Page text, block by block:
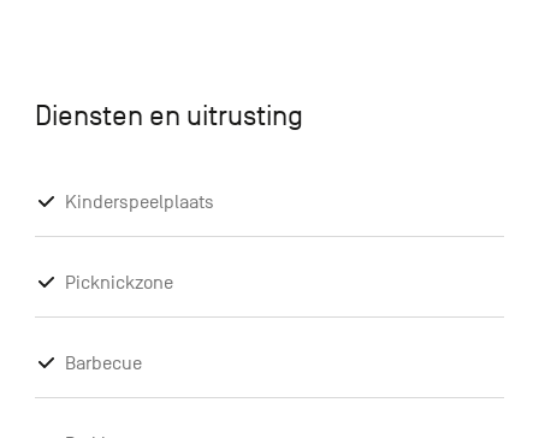
Diensten en uitrusting
Kinderspeelplaats
Picknickzone
Barbecue